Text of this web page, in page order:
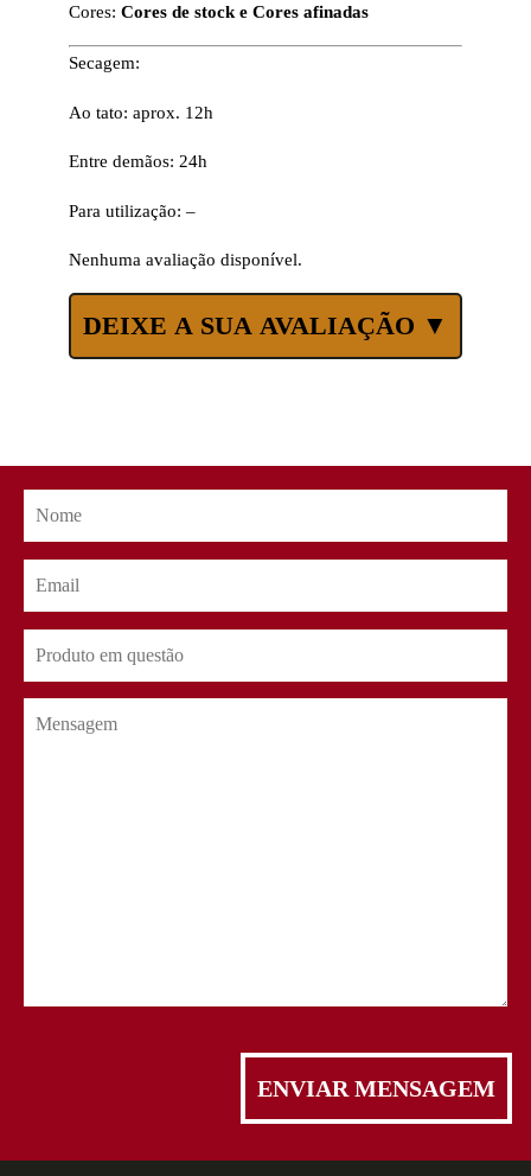
Cores: Cores de stock e Cores afinadas
Secagem:
Ao tato: aprox. 12h
Entre demãos: 24h
Para utilização: –
Nenhuma avaliação disponível.
DEIXE A SUA AVALIAÇÃO ▼